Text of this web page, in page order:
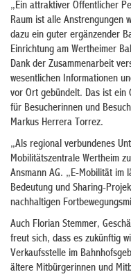
„Ein attraktiver Öffentlicher
Raum ist alle Anstrengungen
dazu ein guter ergänzender
Einrichtung am Wertheimer
Dank der Zusammenarbeit
wesentlichen Informationen
vor Ort gebündelt. Das ist ein
für Besucherinnen und
Markus Herrera Torrez.
„Als regional verbundenes
Mobilitätszentrale Wertheim
Ansmann AG. „E-Mobilität im
Bedeutung und Sharing-
nachhaltigen
Auch Florian Stemmer,
freut sich, dass es zukünftig
Verkaufsstelle im
ältere Mitbürgerinnen und